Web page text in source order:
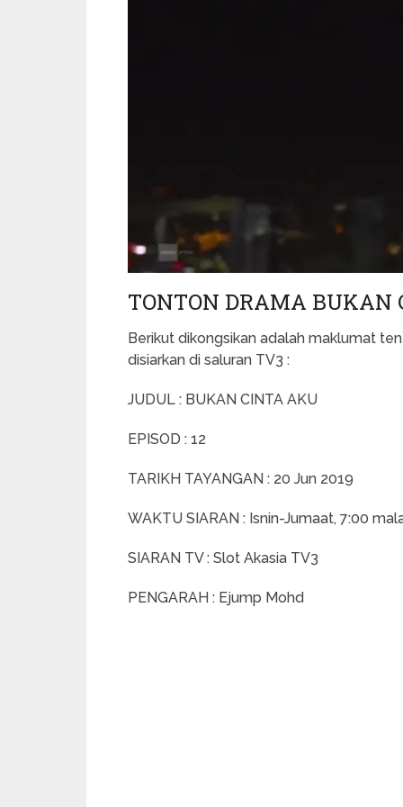
TONTON DRAMA BUKAN
Berikut dikongsikan adalah maklumat
disiarkan di saluran TV3 :
JUDUL : BUKAN CINTA AKU
EPISOD : 12
TARIKH TAYANGAN : 20 Jun 2019
WAKTU SIARAN : Isnin-Jumaat, 7:00
SIARAN TV : Slot Akasia TV3
PENGARAH : Ejump Mohd